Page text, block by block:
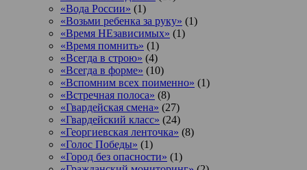
«Вода России» (1)
«Возьми ребенка за руку» (1)
«Время НЕзависимых» (1)
«Время помнить» (1)
«Всегда в строю» (4)
«Всегда в форме» (10)
«Вспомним всех поименно» (1)
«Встречная полоса» (8)
«Гвардейская смена» (27)
«Гвардейский класс» (24)
«Георгиевская ленточка» (8)
«Голос Победы» (1)
«Город без опасности» (1)